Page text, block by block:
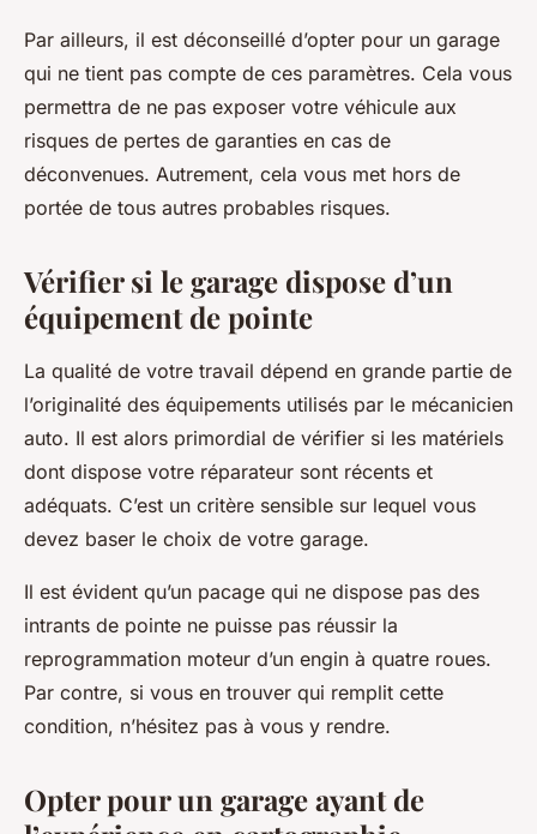
Par ailleurs, il est déconseillé d’opter pour un garage
qui ne tient pas compte de ces paramètres. Cela vous
permettra de ne pas exposer votre véhicule aux
risques de pertes de garanties en cas de
déconvenues. Autrement, cela vous met hors de
portée de tous autres probables risques.
Vérifier si le garage dispose d’un
équipement de pointe
La qualité de votre travail dépend en grande partie de
l’originalité des équipements utilisés par le mécanicien
auto. Il est alors primordial de vérifier si les matériels
dont dispose votre réparateur sont récents et
adéquats. C’est un critère sensible sur lequel vous
devez baser le choix de votre garage.
Il est évident qu’un pacage qui ne dispose pas des
intrants de pointe ne puisse pas réussir la
reprogrammation moteur d’un engin à quatre roues.
Par contre, si vous en trouver qui remplit cette
condition, n’hésitez pas à vous y rendre.
Opter pour un garage ayant de